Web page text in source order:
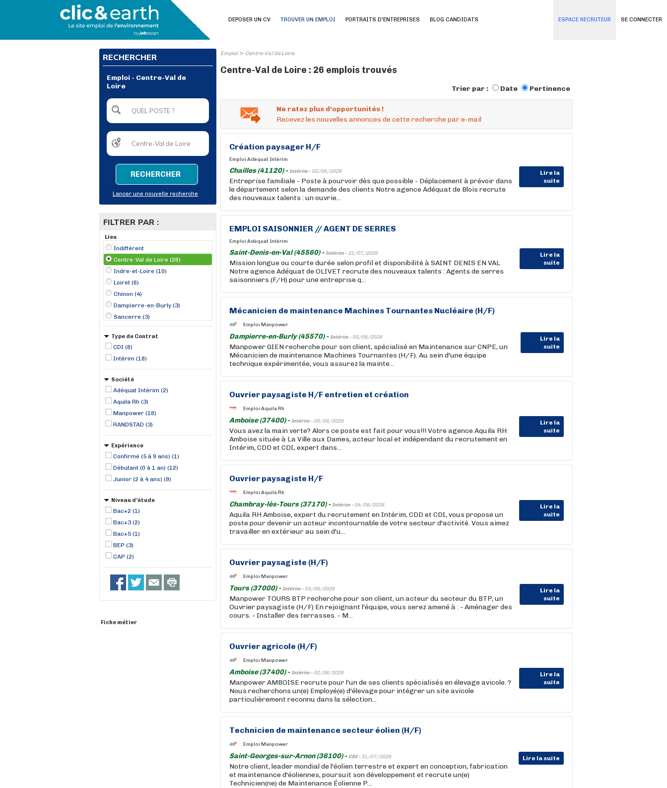
SE CONNECTER
DEPOSER UN CV TROUVER UN EMPLOI PORTRAITS D'ENTREPRISES BLOG CANDIDATS ESPACE RECRUTEUR
RECHERCHER
Emploi - Centre-Val de
Loire
RECHERCHER
Lancer une nouvelle recherche
FILTRER PAR :
Lieu
Indifférent
Centre-Val de Loire (26)
Indre-et-Loire (10)
Loiret (6)
Chinon (4)
Dampierre-en-Burly (3)
Sancerre (3)
Amboise (2)
Saint-Georges-sur-Arnon (2)
Azay-le-Rideau (1)
Bourges (1)
Type de Contrat
CDI (8)
Intérim (18)
Société
Adéquat Intérim (2)
Aquila Rh (3)
Manpower (18)
RANDSTAD (3)
Expérience
Confirmé (5 à 9 ans) (1)
Débutant (0 à 1 an) (12)
Junior (2 à 4 ans) (9)
Niveau d'étude
Bac+2 (1)
Bac+3 (2)
Bac+5 (1)
BEP (3)
CAP (2)
Fiche métier
Emploi> Centre-Val de Loire
Centre-Val de Loire : 26 emplois trouvés
Trier par : Date Pertinence
Ne ratez plus d'opportunités !
Recevez les nouvelles annonces de cette recherche par e-mail
Création paysager H/F
Emploi Adéquat Intérim
Chailles (41120) -Intérim - 02/08/2026
Lire la
suite
Entreprise familiale - Poste à pourvoir dès que possible - Déplacement à prévoir dans
le département selon la demande des clients Notre agence Adéquat de Blois recrute
des nouveaux talents : un ouvrie...
EMPLOI SAISONNIER // AGENT DE SERRES
Emploi Adéquat Intérim
Saint-Denis-en-Val (45560) -Intérim - 21/07/2026
Lire la
suite
Mission longue ou courte durée selon profil et disponibilité à SAINT DENIS EN VAL
Notre agence Adéquat de OLIVET recrute des nouveaux talents : Agents de serres
saisonniers (F/H) pour une entreprise q...
Mécanicien de maintenance Machines Tournantes Nucléaire (H/F)
Emploi Manpower
Dampierre-en-Burly (45570) -Intérim - 05/08/2026
Lire la
suite
Manpower GIEN recherche pour son client, spécialisé en Maintenance sur CNPE, un
Mécanicien de maintenance Machines Tournantes (H/F). Au sein d'une équipe
technique expérimentée, vous assurez la mainte...
Ouvrier paysagiste H/F entretien et création
Emploi Aquila Rh
Amboise (37400) -Intérim - 05/08/2026
Lire la
suite
Vous avez la main verte? Alors ce poste est fait pour vous!!! Votre agence Aquila RH
Amboise située à La Ville aux Dames, acteur local et indépendant du recrutement en
Intérim, CDD et CDI, expert dans...
Ouvrier paysagiste H/F
Emploi Aquila Rh
Chambray-lès-Tours (37170) -Intérim - 04/08/2026
Lire la
suite
Aquila RH Amboise, expert du recrutement en Intérim, CDD et CDI, vous propose un
poste pour devenir un acteur incontournable de votre secteur d'activité. Vous aimez
travailler en extérieur au sein d'u...
Ouvrier paysagiste (H/F)
Emploi Manpower
Tours (37000) -Intérim - 03/08/2026
Lire la
suite
Manpower TOURS BTP recherche pour son client, un acteur du secteur du BTP, un
Ouvrier paysagiste (H/F) En rejoignant l'équipe, vous serez amené à : - Aménager des
cours. - Installer des terrasses. - M...
Ouvrier agricole (H/F)
Emploi Manpower
Amboise (37400) -Intérim - 02/08/2026
Lire la
suite
Manpower AMBOISE recrute pour l'un de ses clients spécialisés en élevage avicole. ?
Nous recherchons un(e) Employé(e) d'élevage pour intégrer un site avicole
particulièrement reconnu dans la sélection...
Technicien de maintenance secteur éolien (H/F)
Emploi Manpower
Saint-Georges-sur-Arnon (36100) - CDI - 31/07/2026 Lire la suite
Notre client, leader mondial de l'éolien terrestre et expert en conception, fabrication
et maintenance d'éoliennes, poursuit son développement et recrute un(e)
Technicien(ne) de Maintenance Éolienne P...